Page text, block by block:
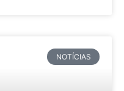
NOTÍCIAS